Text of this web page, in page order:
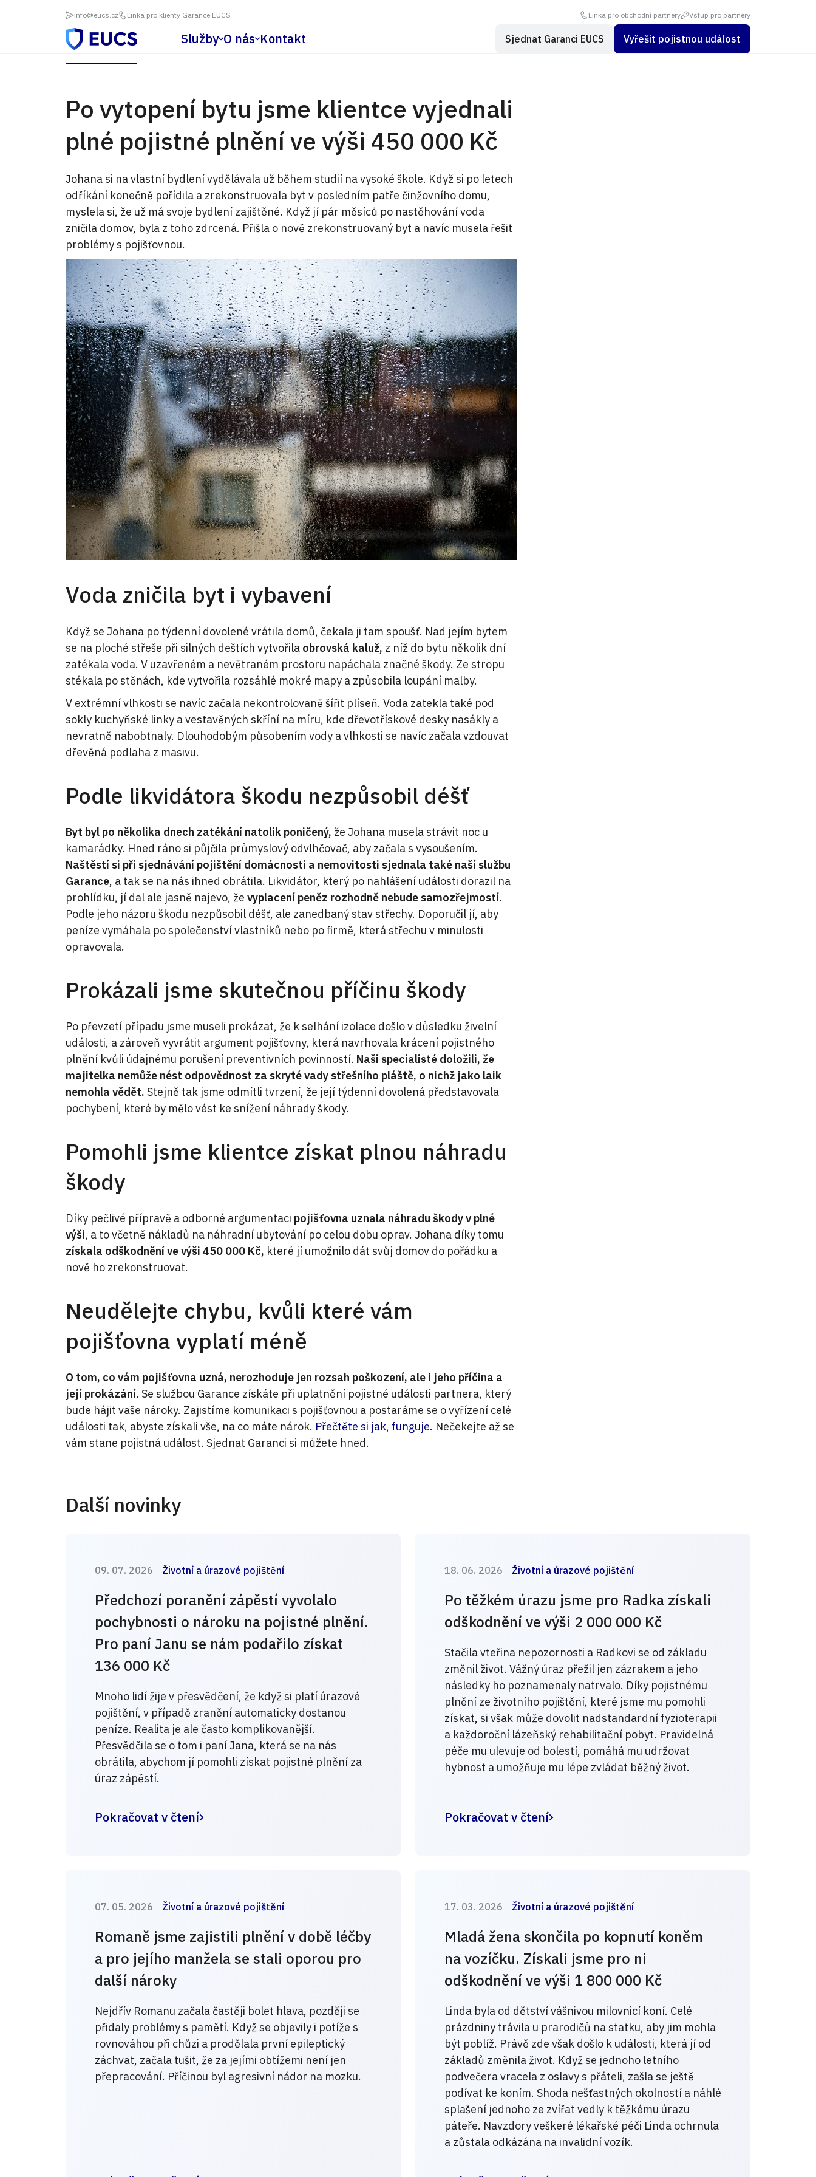
info@eucs.cz Linka pro klienty Garance EUCS Linka pro obchodní partnery Vstup pro partnery
Služby O nás Kontakt
Po vytopení bytu jsme klientce vyjednali
plné pojistné plnění ve výši 450 000 Kč
Johana si na vlastní bydlení vydělávala už během studií na vysoké škole. Když si po letech
odříkání konečně pořídila a zrekonstruovala byt v posledním patře činžovního domu,
myslela si, že už má svoje bydlení zajištěné. Když jí pár měsíců po nastěhování voda
zničila domov, byla z toho zdrcená. Přišla o nově zrekonstruovaný byt a navíc musela řešit
problémy s pojišťovnou.
Voda zničila byt i vybavení
Když se Johana po týdenní dovolené vrátila domů, čekala ji tam spoušť. Nad jejím bytem
se na ploché střeše při silných deštích vytvořila obrovská kaluž, z níž do bytu několik dní
zatékala voda. V uzavřeném a nevětraném prostoru napáchala značné škody. Ze stropu
stékala po stěnách, kde vytvořila rozsáhlé mokré mapy a způsobila loupání malby.
V extrémní vlhkosti se navíc začala nekontrolovaně šířit plíseň. Voda zatekla také pod
sokly kuchyňské linky a vestavěných skříní na míru, kde dřevotřískové desky nasákly a
nevratně nabobtnaly. Dlouhodobým působením vody a vlhkosti se navíc začala vzdouvat
dřevěná podlaha z masivu.
Podle likvidátora škodu nezpůsobil déšť
Byt byl po několika dnech zatékání natolik poničený, že Johana musela strávit noc u
kamarádky. Hned ráno si půjčila průmyslový odvlhčovač, aby začala s vysoušením.
Naštěstí si při sjednávání pojištění domácnosti a nemovitosti sjednala také naší službu
Garance, a tak se na nás ihned obrátila. Likvidátor, který po nahlášení události dorazil na
prohlídku, jí dal ale jasně najevo, že vyplacení peněz rozhodně nebude samozřejmostí.
Podle jeho názoru škodu nezpůsobil déšť, ale zanedbaný stav střechy. Doporučil jí, aby
peníze vymáhala po společenství vlastníků nebo po firmě, která střechu v minulosti
opravovala.
Prokázali jsme skutečnou příčinu škody
Po převzetí případu jsme museli prokázat, že k selhání izolace došlo v důsledku živelní
události, a zároveň vyvrátit argument pojišťovny, která navrhovala krácení pojistného
plnění kvůli údajnému porušení preventivních povinností. Naši specialisté doložili, že
majitelka nemůže nést odpovědnost za skryté vady střešního pláště, o nichž jako laik
nemohla vědět. Stejně tak jsme odmítli tvrzení, že její týdenní dovolená představovala
pochybení, které by mělo vést ke snížení náhrady škody.
Pomohli jsme klientce získat plnou náhradu
škody
Díky pečlivé přípravě a odborné argumentaci pojišťovna uznala náhradu škody v plné
výši, a to včetně nákladů na náhradní ubytování po celou dobu oprav. Johana díky tomu
získala odškodnění ve výši 450 000 Kč, které jí umožnilo dát svůj domov do pořádku a
nově ho zrekonstruovat.
Neudělejte chybu, kvůli které vám
pojišťovna vyplatí méně
O tom, co vám pojišťovna uzná, nerozhoduje jen rozsah poškození, ale i jeho příčina a
její prokázání. Se službou Garance získáte při uplatnění pojistné události partnera, který
bude hájit vaše nároky. Zajistíme komunikaci s pojišťovnou a postaráme se o vyřízení celé
události tak, abyste získali vše, na co máte nárok. Přečtěte si jak, funguje. Nečekejte až se
vám stane pojistná událost. Sjednat Garanci si můžete hned.
Další novinky
Předchozí poranění zápěstí vyvolalo
pochybnosti o nároku na pojistné plnění.
Pro paní Janu se nám podařilo získat
136 000 Kč
09. 07. 2026 Životní a úrazové pojištění
Mnoho lidí žije v přesvědčení, že když si platí úrazové
pojištění, v případě zranění automaticky dostanou
peníze. Realita je ale často komplikovanější.
Přesvědčila se o tom i paní Jana, která se na nás
obrátila, abychom jí pomohli získat pojistné plnění za
úraz zápěstí.
Pokračovat v čtení
Po těžkém úrazu jsme pro Radka získali
odškodnění ve výši 2 000 000 Kč
18. 06. 2026 Životní a úrazové pojištění
Stačila vteřina nepozornosti a Radkovi se od základu
změnil život. Vážný úraz přežil jen zázrakem a jeho
následky ho poznamenaly natrvalo. Díky pojistnému
plnění ze životního pojištění, které jsme mu pomohli
získat, si však může dovolit nadstandardní fyzioterapii
a každoroční lázeňský rehabilitační pobyt. Pravidelná
péče mu ulevuje od bolestí, pomáhá mu udržovat
hybnost a umožňuje mu lépe zvládat běžný život.
Pokračovat v čtení
Romaně jsme zajistili plnění v době léčby
a pro jejího manžela se stali oporou pro
další nároky
07. 05. 2026 Životní a úrazové pojištění
Nejdřív Romanu začala častěji bolet hlava, později se
přidaly problémy s pamětí. Když se objevily i potíže s
rovnováhou při chůzi a prodělala první epileptický
záchvat, začala tušit, že za jejími obtížemi není jen
přepracování. Příčinou byl agresivní nádor na mozku.
Mladá žena skončila po kopnutí koněm
na vozíčku. Získali jsme pro ni
odškodnění ve výši 1 800 000 Kč
17. 03. 2026 Životní a úrazové pojištění
Linda byla od dětství vášnivou milovnicí koní. Celé
prázdniny trávila u prarodičů na statku, aby jim mohla
být poblíž. Právě zde však došlo k události, která jí od
základů změnila život. Když se jednoho letního
podvečera vracela z oslavy s přáteli, zašla se ještě
podívat ke koním. Shoda nešťastných okolností a náhlé
splašení jednoho ze zvířat vedly k těžkému úrazu
páteře. Navzdory veškeré lékařské péči Linda ochrnula
a zůstala odkázána na invalidní vozík.